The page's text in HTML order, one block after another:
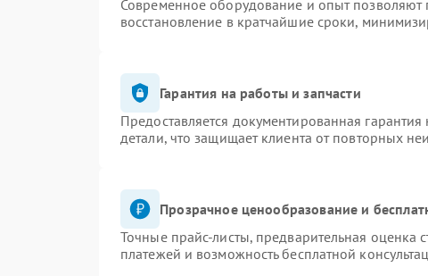
Современное оборудование и опыт позволяют
восстановление в кратчайшие сроки,
Гарантия на работы и запчасти
Предоставляется документированная
детали, что защищает клиента от повторных
Прозрачное ценообразование и
Точные прайс-листы, предварительная оценка
платежей и возможность бесплатной